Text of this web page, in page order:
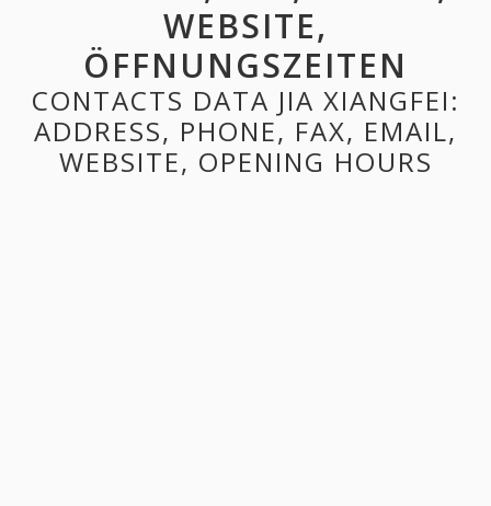
WEBSITE,
ÖFFNUNGSZEITEN
CONTACTS DATA JIA XIANGFEI:
ADDRESS, PHONE, FAX, EMAIL,
WEBSITE, OPENING HOURS